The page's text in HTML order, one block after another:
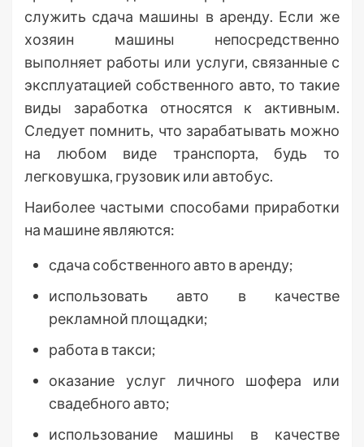
служить сдача машины в аренду. Если же
хозяин машины непосредственно
выполняет работы или услуги, связанные с
эксплуатацией собственного авто, то такие
виды заработка относятся к активным.
Следует помнить, что зарабатывать можно
на любом виде транспорта, будь то
легковушка, грузовик или автобус.
Наиболее частыми способами приработки
на машине являются:
сдача собственного авто в аренду;
использовать авто в качестве
рекламной площадки;
работа в такси;
оказание услуг личного шофера или
свадебного авто;
использование машины в качестве